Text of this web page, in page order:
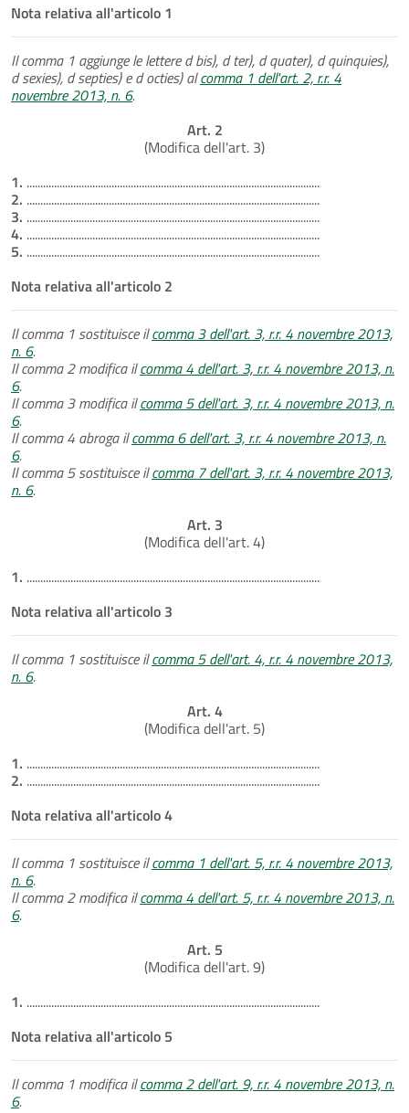
Nota relativa all'articolo 1
Il comma 1 aggiunge le lettere d bis), d ter), d quater), d quinquies),
d sexies), d septies) e d octies) alcomma 1 dell'art. 2, r.r. 4
novembre 2013, n. 6.
Art. 2
(Modifica dell'art. 3)
1. ...........................................................................................................
2. ...........................................................................................................
3. ...........................................................................................................
4. ...........................................................................................................
5. ...........................................................................................................
Nota relativa all'articolo 2
Il comma 1 sostituisce ilcomma 3 dell'art. 3, r.r. 4 novembre 2013,
n. 6.
Il comma 2 modifica ilcomma 4 dell'art. 3, r.r. 4 novembre 2013, n.
6.
Il comma 3 modifica ilcomma 5 dell'art. 3, r.r. 4 novembre 2013, n.
6.
Il comma 4 abroga ilcomma 6 dell'art. 3, r.r. 4 novembre 2013, n.
6.
Il comma 5 sostituisce ilcomma 7 dell'art. 3, r.r. 4 novembre 2013,
n. 6.
Art. 3
(Modifica dell'art. 4)
1. ...........................................................................................................
Nota relativa all'articolo 3
Il comma 1 sostituisce ilcomma 5 dell'art. 4, r.r. 4 novembre 2013,
n. 6.
Art. 4
(Modifica dell'art. 5)
1. ...........................................................................................................
2. ...........................................................................................................
Nota relativa all'articolo 4
Il comma 1 sostituisce ilcomma 1 dell'art. 5, r.r. 4 novembre 2013,
n. 6.
Il comma 2 modifica ilcomma 4 dell'art. 5, r.r. 4 novembre 2013, n.
6.
Art. 5
(Modifica dell'art. 9)
1. ...........................................................................................................
Nota relativa all'articolo 5
Il comma 1 modifica ilcomma 2 dell'art. 9, r.r. 4 novembre 2013, n.
6.